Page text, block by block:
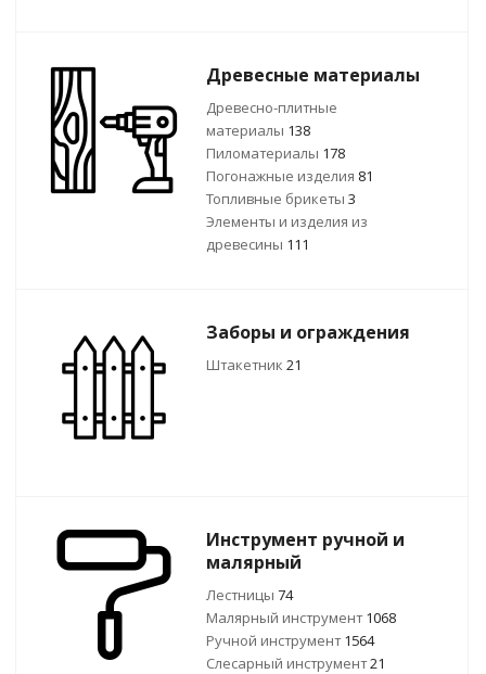
Древесные материалы
Древесно-плитные
материалы 138
Пиломатериалы 178
Погонажные изделия 81
Топливные брикеты 3
Элементы и изделия из
древесины 111
Заборы и ограждения
Штакетник 21
Инструмент ручной и
малярный
Лестницы 74
Малярный инструмент1068
Ручной инcтрумент1564
Слесарный инструмент21